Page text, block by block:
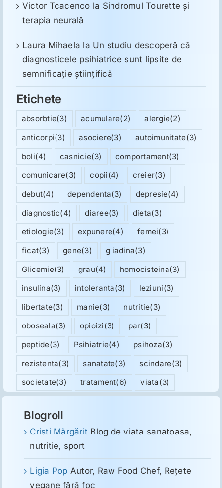
Victor Tcacenco la Sindromul Tourette şi
terapia neurală
Laura Mihaela la Un studiu descoperă că
diagnosticele psihiatrice sunt lipsite de
semnificație științifică
Etichete
absorbtie(3) acumulare(2) alergie(2)
anticorpi(3) asociere(3) autoimunitate(3)
boli(4) casnicie(3) comportament(3)
comunicare(3) copii(4) creier(3)
debut(4) dependenta(3) depresie(4)
diagnostic(4) diaree(3) dieta(3)
etiologie(3) expunere(4) femei(3)
ficat(3) gene(3) gliadina(3)
Glicemie(3) grau(4) homocisteina(3)
insulina(3) intoleranta(3) leziuni(3)
libertate(3) manie(3) nutritie(3)
oboseala(3) opioizi(3) par(3)
peptide(3) Psihiatrie(4) psihoza(3)
rezistenta(3) sanatate(3) scindare(3)
societate(3) tratament(6) viata(3)
Blogroll
Cristi Mărgărit Blog de viata sanatoasa,
nutritie, sport
Ligia Pop Autor, Raw Food Chef, Reţete
vegane fără foc